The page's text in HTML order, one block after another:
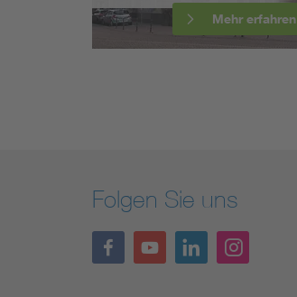
Mehr erfahren
Folgen Sie uns